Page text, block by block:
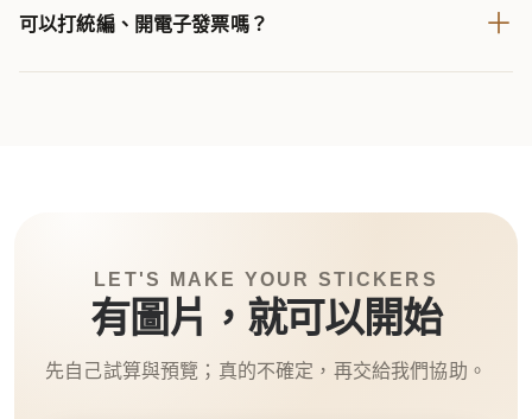
可以打統編、開電子發票嗎？ ＋
LET'S MAKE YOUR STICKERS
有圖片，就可以開始
先自己試算與預覽；真的不確定，再交給我們協助。